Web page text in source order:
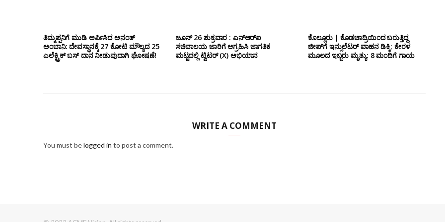
ತಿಮ್ಮಪ್ಪನಿಗೆ ಮುಡಿ ಅರ್ಪಿಸಿದ ಅನಂತ್
ಅಂಬಾನಿ: ದೇವಸ್ಥಾನಕ್ಕೆ 27 ಕೋಟಿ ಮೌಲ್ಯದ 25
ಎಲೆಕ್ಟ್ರಿಕ್ ಬಸ್ ದಾನ ನೀಡುವುದಾಗಿ ಘೋಷಣೆ!
ಜೂನ್ 26 ಶುಕ್ರವಾರ : ಎನ್‌ಆರ್‌ಐ
ಸಚಿವಾಲಯ ಜಾರಿಗೆ ಆಗ್ರಹಿಸಿ ಜಾಗತಿಕ
ಮಟ್ಟದಲ್ಲಿ ಟ್ವಿಟರ್ (X) ಅಭಿಯಾನ
ಕೊಲ್ಲೂರು | ಕೊಡಚಾದ್ರಿಯಿಂದ ಬರುತ್ತಿದ್ದ
ಜೀಪ್‌ಗೆ ಇನ್ಸುಲೆಟರ್ ವಾಹನ ಡಿಕ್ಕಿ; ಕೇರಳ
ಮೂಲದ ಇಬ್ಬರು ಮೃತ್ಯು: 8 ಮಂದಿಗೆ ಗಾಯ
WRITE A COMMENT
You must belogged in to post a comment.